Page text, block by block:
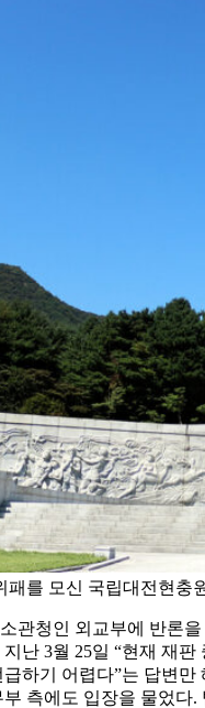
패를 모신 국립대전현
관청인 외교부에 반론
난 3월 25일 “현재 재판
하기 어렵다”는 답변만
측에도 입장을 물었다.